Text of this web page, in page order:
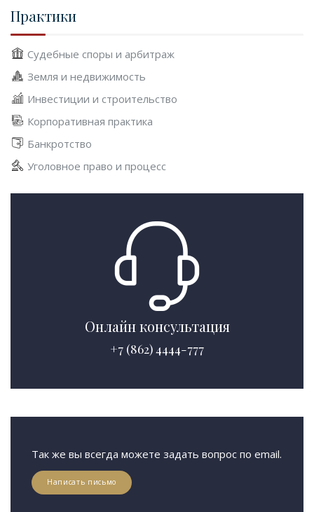
Практики
Судебные споры и арбитраж
Земля и недвижимость
Инвестиции и строительство
Корпоративная практика
Банкротство
Уголовное право и процесс
Онлайн консультация
+7 (862) 4444-777
Так же вы всегда можете задать вопрос по email.
Написать письмо